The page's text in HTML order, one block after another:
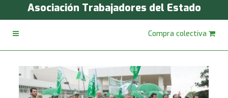
Asociación Trabajadores del Estado
Compra colectiva